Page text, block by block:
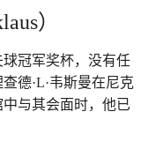
）
冠军奖杯，没有任
德·L·韦斯曼在尼克
与其会面时，他已